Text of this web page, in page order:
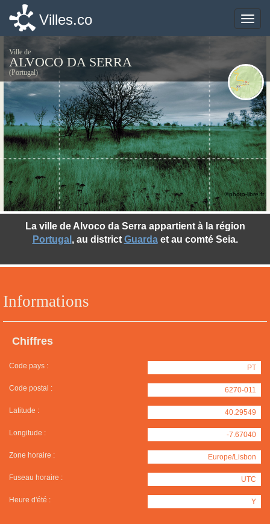
Toggle
Villes.co
Ville de
ALVOCO DA SERRA
(Portugal)
Informations
Chiffres
Code pays : PT
Code postal : 6270-011
Latitude : 40.29549
Longitude : -7.67040
Zone horaire : Europe/Lisbon
Fuseau horaire : UTC
Heure d'été : Y
La ville de Alvoco da Serra appartient à la région
Portugal , au district Guardaet au comté Seia.
©photo-libre.fr
Toggle
Villes.co